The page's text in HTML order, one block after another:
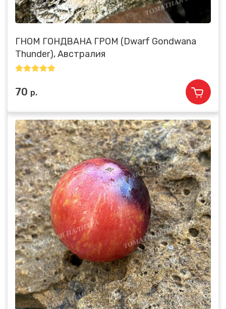
ГНОМ ГОНДВАНА ГРОМ (Dwarf Gondwana
Thunder), Австралия
70 р.